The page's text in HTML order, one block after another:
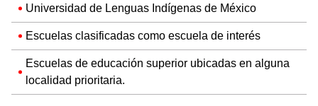
Universidad de Lenguas Indígenas de México
Escuelas clasificadas como escuela de interés
Escuelas de educación superior ubicadas en alguna
localidad prioritaria.